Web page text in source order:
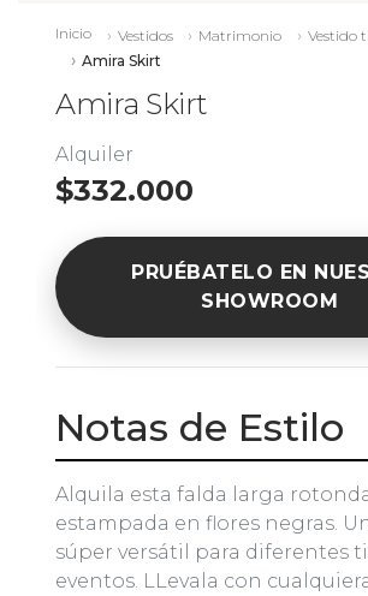
Inicio Vestidos Matrimonio
Vestido
Amira Skirt
Amira Skirt
Alquiler
$332.000
PRUÉBATELO EN
SHOWROOM
Notas de Estilo
Alquila esta falda larga
estampada en flores negras.
súper versátil para diferentes
eventos. LLevala con